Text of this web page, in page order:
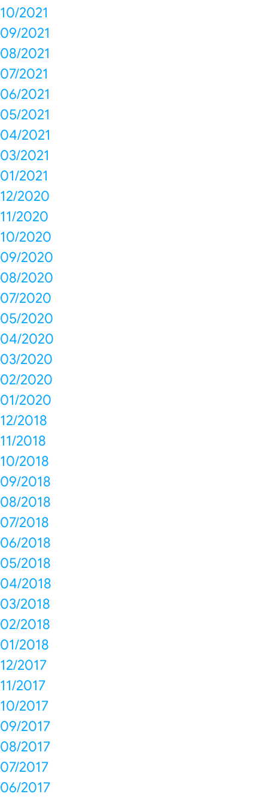
10/2021
09/2021
08/2021
07/2021
06/2021
05/2021
04/2021
03/2021
01/2021
12/2020
11/2020
10/2020
09/2020
08/2020
07/2020
05/2020
04/2020
03/2020
02/2020
01/2020
12/2018
11/2018
10/2018
09/2018
08/2018
07/2018
06/2018
05/2018
04/2018
03/2018
02/2018
01/2018
12/2017
11/2017
10/2017
09/2017
08/2017
07/2017
06/2017